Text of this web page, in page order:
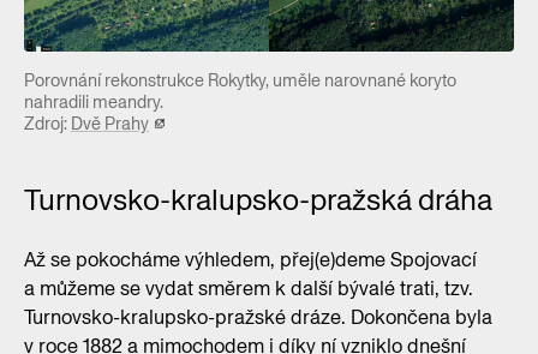
Porovnání rekonstrukce Rokytky, uměle narovnané koryto
nahradili meandry.
Zdroj: Dvě Prahy
Turnovsko-kralupsko-pražská dráha
Až se pokocháme výhledem, přej(e)deme Spojovací
a můžeme se vydat směrem k další bývalé trati, tzv.
Turnovsko-kralupsko-pražské dráze. Dokončena byla
v roce 1882 a mimochodem i díky ní vzniklo dnešní